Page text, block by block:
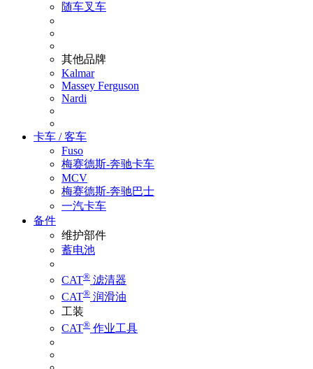
随车叉车
其他品牌
Kalmar
Massey Ferguson
Nardi
卡车 / 客车
Fuso
梅赛德斯-奔驰卡车
MCV
梅赛德斯-奔驰巴士
一汽卡车
备件
维护部件
蓄电池
CAT® 滤清器
CAT® 润滑油
工装
CAT® 作业工具